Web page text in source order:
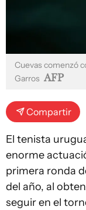
Cuevas comenzó
Garros AFP
Compartir
El tenista
enorme
primera ronda
del año, al
seguir en el